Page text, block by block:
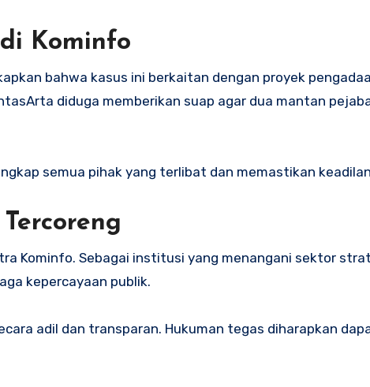
Kominfo
bahwa kasus ini berkaitan dengan proyek
diduga memberikan suap agar dua mantan
semua pihak yang terlibat dan memastikan
Kominfo. Sebagai institusi yang menangani sektor
kepercayaan publik.
adil dan transparan. Hukuman tegas diharapkan